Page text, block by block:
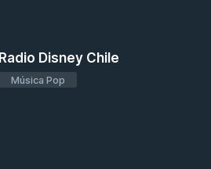
Radio Disney Chile
Música Pop